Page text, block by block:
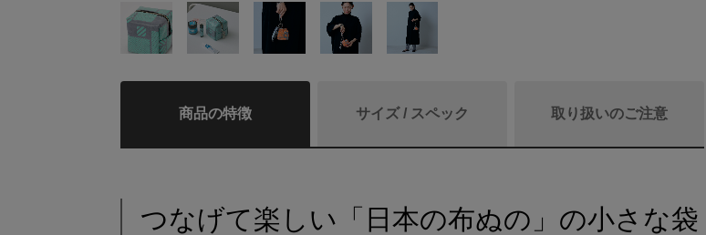
商品の特徴 サイズ / スペック 取り扱いのご注意
つなげて楽しい「日本の布ぬの」の小さな袋